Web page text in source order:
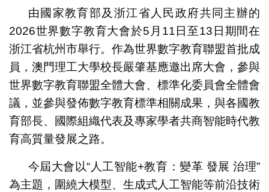
由國家教育部及浙江省人民政府共同主辦的
2026世界數字教育大會於5月11日至13日期間在
浙江省杭州市舉行。作為世界數字教育聯盟首批成
員，澳門理工大學校長嚴肇基應邀出席大會，參與
世界數字教育聯盟全體大會、標準化委員會全體會
議，並參與發佈數字教育標準相關成果，與各國教
育部長、國際組織代表及專家學者共商智能時代教
育高質量發展之路。
今屆大會以“人工智能+教育：變革 發展 治理”
為主題，圍繞大模型、生成式人工智能等前沿技術